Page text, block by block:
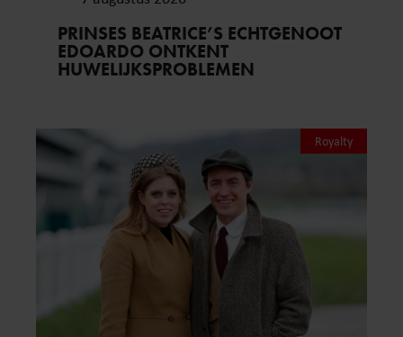
PRINSES BEATRICE’S ECHTGENOOT
EDOARDO ONTKENT
HUWELIJKSPROBLEMEN
Royalty